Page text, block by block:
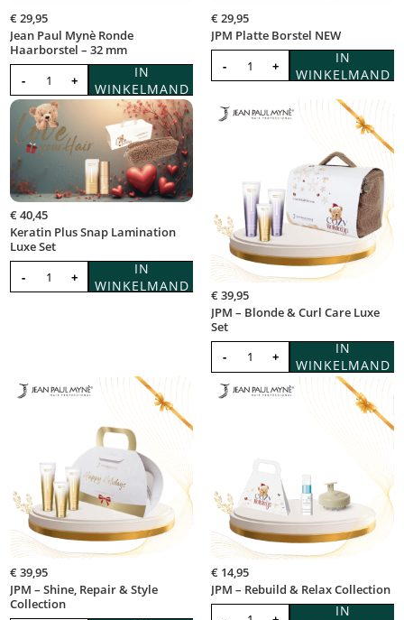
Jean Paul Mynè Ronde
Haarborstel – 32 mm
€29,95
- +
IN
WINKELMAND
JPM Platte Borstel NEW
€29,95
- +
IN
WINKELMAND
Keratin Plus Snap Lamination
Luxe Set
€40,45
- +
IN
WINKELMAND
JPM – Blonde & Curl Care Luxe
Set
€39,95
- +
IN
WINKELMAND
JPM – Shine, Repair & Style
Collection
€39,95
JPM – Rebuild & Relax Collection
€ 14,95
IN